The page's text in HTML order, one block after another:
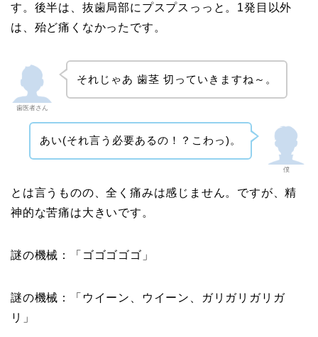
す。後半は、抜歯局部にプスプスっっと。1発目以外
は、殆ど痛くなかったです。
歯医者さん
それじゃあ 歯茎 切っていきますね～。
僕
あい(それ言う必要あるの！？こわっ)。
とは言うものの、全く痛みは感じません。ですが、精
神的な苦痛は大きいです。
謎の機械：「ゴゴゴゴゴ」
謎の機械：「ウイーン、ウイーン、ガリガリガリガ
リ」